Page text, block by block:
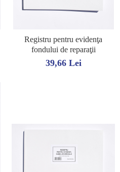
Registru pentru evidenţa
fondului de reparaţii
39,66 Lei